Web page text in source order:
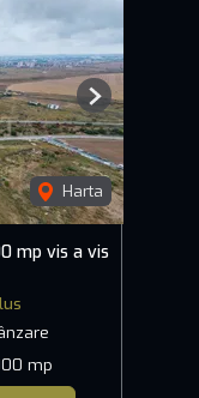
Harta
Next
mp vis a vis
mp